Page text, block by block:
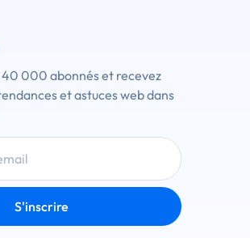
40 000 abonnés et recevez
et astuces web dans
S'inscrire